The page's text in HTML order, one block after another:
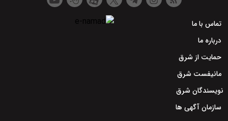
تماس با ما
درباره ما
حمایت از شرق
مانیفست شرق
نویسندگان شرق
سازمان آگهی ها